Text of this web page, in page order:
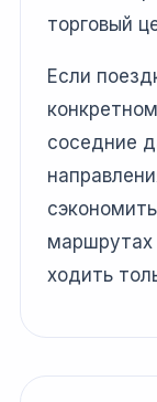
торговый
Если
соседние
маршрутах
ходить